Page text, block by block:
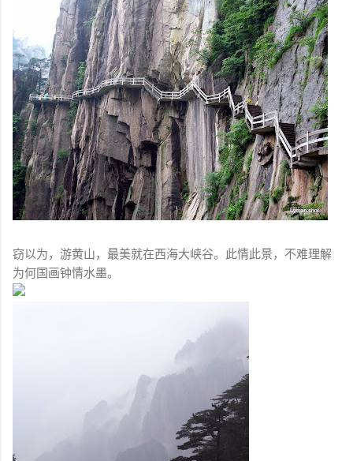
窃以为，游黄山，最美就在西海大峡谷。此情此景，不难理解
为何国画钟情水墨。